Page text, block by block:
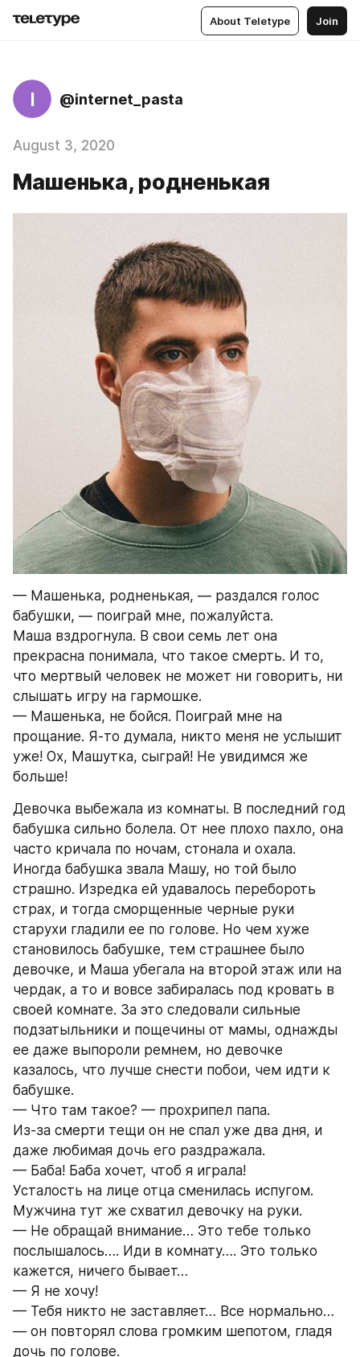
About Teletype Join
I @internet_pasta
August 3, 2020
Машенька, родненькая
— Машенька, родненькая, — раздался голос
бабушки, — поиграй мне, пожалуйста.
Маша вздрогнула. В свои семь лет она
прекрасна понимала, что такое смерть. И то,
что мертвый человек не может ни говорить, ни
слышать игру на гармошке.
— Машенька, не бойся. Поиграй мне на
прощание. Я-то думала, никто меня не услышит
уже! Ох, Машутка, сыграй! Не увидимся же
больше!
Девочка выбежала из комнаты. В последний год
бабушка сильно болела. От нее плохо пахло, она
часто кричала по ночам, стонала и охала.
Иногда бабушка звала Машу, но той было
страшно. Изредка ей удавалось перебороть
страх, и тогда сморщенные черные руки
старухи гладили ее по голове. Но чем хуже
становилось бабушке, тем страшнее было
девочке, и Маша убегала на второй этаж или на
чердак, а то и вовсе забиралась под кровать в
своей комнате. За это следовали сильные
подзатыльники и пощечины от мамы, однажды
ее даже выпороли ремнем, но девочке
казалось, что лучше снести побои, чем идти к
бабушке.
— Что там такое? — прохрипел папа.
Из-за смерти тещи он не спал уже два дня, и
даже любимая дочь его раздражала.
— Баба! Баба хочет, чтоб я играла!
Усталость на лице отца сменилась испугом.
Мужчина тут же схватил девочку на руки.
— Не обращай внимание… Это тебе только
послышалось…. Иди в комнату…. Это только
кажется, ничего бывает…
— Я не хочу!
— Тебя никто не заставляет… Все нормально…
— он повторял слова громким шепотом, гладя
дочь по голове.